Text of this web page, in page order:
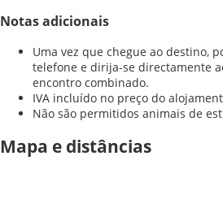
Notas adicionais
Uma vez que chegue ao destino,
telefone e dirija-se directamente
encontro combinado.
IVA incluído no preço do
Não são permitidos animais de
Mapa e distâncias